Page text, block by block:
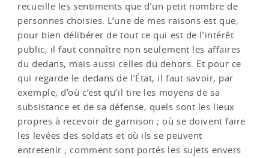
recueille les sentiments que d’un petit nombre de
personnes choisies. L’une de mes raisons est que,
pour bien délibérer de tout ce qui est de l’intérêt
public, il faut connaître non seulement les affaires
du dedans, mais aussi celles du dehors. Et pour ce
qui regarde le dedans de l’État, il faut savoir, par
exemple, d’où c’est qu’il tire les moyens de sa
subsistance et de sa défense, quels sont les lieux
propres à recevoir de garnison ; où se doivent faire
les levées des soldats et où ils se peuvent
entretenir ; comment sont portés les sujets envers